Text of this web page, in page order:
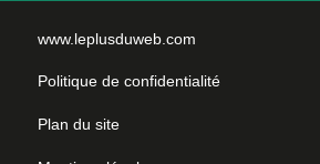
www.leplusduweb.com
Politique de confidentialité
Plan du site